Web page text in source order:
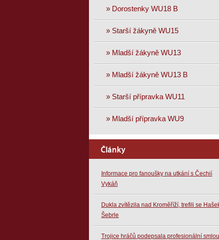
» Dorostenky WU18 B
» Starší žákyně WU15
» Mladší žákyně WU13
» Mladší žákyně WU13 B
» Starší přípravka WU11
» Mladší přípravka WU9
Články
Informace pro fanoušky na utkání s Čechií
Vykáň
Dukla zvítězila nad Kroměříží, trefili se
Šebrle
Trojice hráčů podepsala profesionální